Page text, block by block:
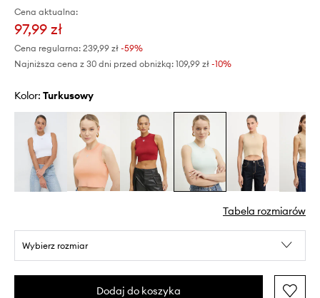
Cena aktualna:
97,99 zł
Cena regularna: 239,99 zł -59%
Najniższa cena z 30 dni przed obniżką: 109,99 zł -10%
Kolor: turkusowy
Tabela rozmiarów
Wybierz rozmiar
Dodaj do koszyka